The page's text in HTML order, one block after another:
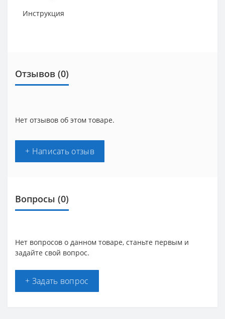
Инструкция
Отзывов (0)
Нет отзывов об этом товаре.
+ Написать отзыв
Вопросы (0)
Нет вопросов о данном товаре, станьте первым и
задайте свой вопрос.
+ Задать вопрос